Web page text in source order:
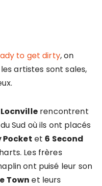
to get dirty, on
artistes sont sales,
Locnvillerencontrent
Sud où ils ont placés
Pocket et 6 Second
Les frères
ont puisé leur son
Town et leurs